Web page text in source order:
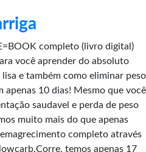
completo (livro digital)
você aprender do absoluto
e também como eliminar peso
apenas 10 dias! Mesmo que você
saudavel e perda de peso
muito mais do que apenas
completo através
temos apenas 17